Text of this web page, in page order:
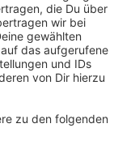
für Sie zu
zu
den
haben,